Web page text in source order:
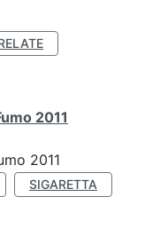
2011
2011
SIGARETTA